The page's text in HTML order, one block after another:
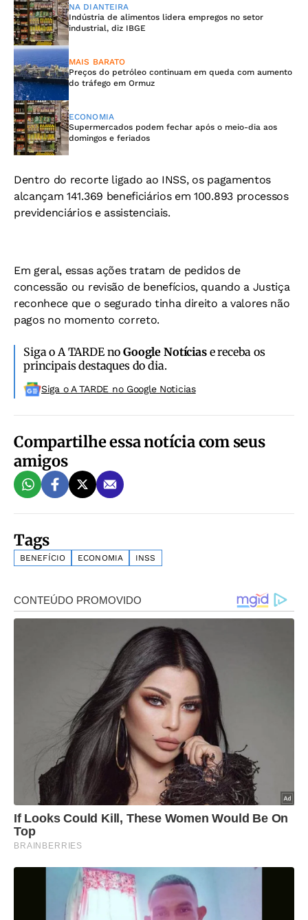
NA DIANTEIRA
Indústria de alimentos lidera empregos no setor
industrial, diz IBGE
MAIS BARATO
Preços do petróleo continuam em queda com aumento
do tráfego em Ormuz
ECONOMIA
Supermercados podem fechar após o meio-dia aos
domingos e feriados
Dentro do recorte ligado ao INSS, os pagamentos
alcançam 141.369 beneficiários em 100.893 processos
previdenciários e assistenciais.
Em geral, essas ações tratam de pedidos de
concessão ou revisão de benefícios, quando a Justiça
reconhece que o segurado tinha direito a valores não
pagos no momento correto.
Siga o A TARDE noGoogle Notíciase receba os
principais destaques do dia.
Siga o A TARDE no Google Noticias
Compartilhe essa notícia com seus
amigos
Tags
BENEFÍCIO ECONOMIA INSS